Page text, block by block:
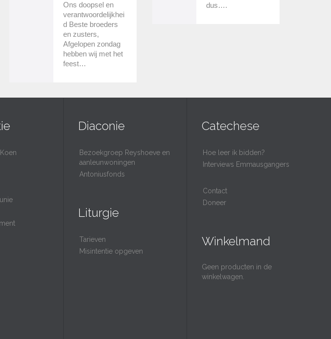
Ons doopsel en
verantwoordelijkhei
d Beste broeders
en zusters,
Afgelopen zondag
hebben wij met het
feest…
dus….
Diaconie
Bezoekgroep Reyshoeve en
aanleunwoningen
Antoniusfonds
Liturgie
Tarieven
Misintentie opgeven
Catechese
Hoe leer ik bidden?
Interviews Emmausgangers
Contact
Doneer
Winkelmand
Geen producten in de
winkelwagen.